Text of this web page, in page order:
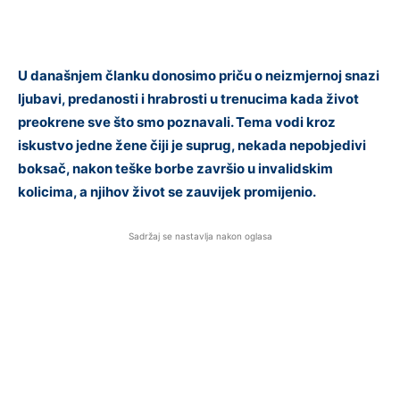
U današnjem članku donosimo priču o neizmjernoj snazi
ljubavi, predanosti i hrabrosti u trenucima kada život
preokrene sve što smo poznavali. Tema vodi kroz
iskustvo jedne žene čiji je suprug, nekada nepobjedivi
boksač, nakon teške borbe završio u invalidskim
kolicima, a njihov život se zauvijek promijenio.
Sadržaj se nastavlja nakon oglasa